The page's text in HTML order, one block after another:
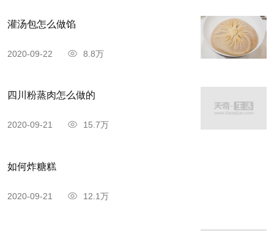
灌汤包怎么做馅
2020-09-22 8.8万
四川粉蒸肉怎么做的
2020-09-21 15.7万
如何炸糖糕
2020-09-21 12.1万